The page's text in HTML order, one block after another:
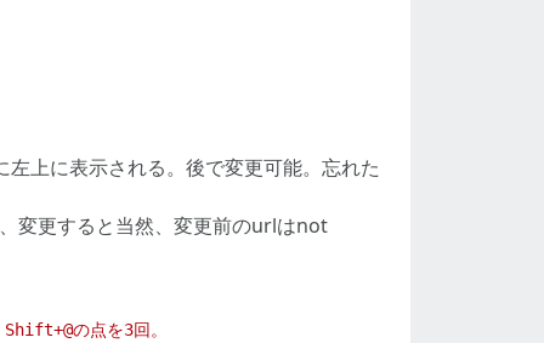
上に表示される。後で変更可能。忘れた
変更すると当然、変更前のurlはnot